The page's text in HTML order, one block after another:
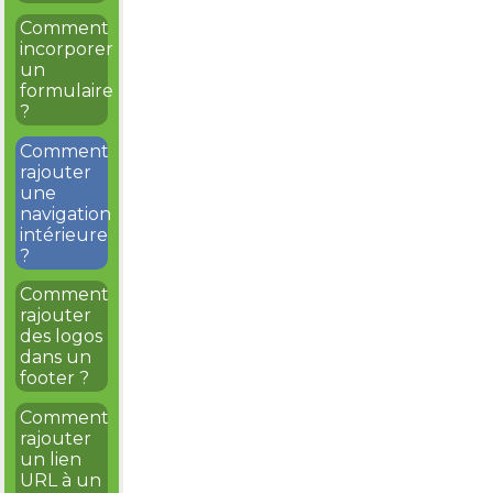
Comment
incorporer
un
formulaire
?
Comment
rajouter
une
navigation
intérieure
?
Comment
rajouter
des logos
dans un
footer ?
Comment
rajouter
un lien
URL à un